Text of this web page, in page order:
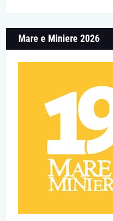
Mare e Miniere 2026